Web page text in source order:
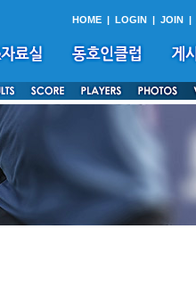
HOME | LOGIN | JOIN |